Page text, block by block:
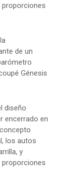
proporciones
de un
Génesis
diseño
encerrado en
los autos
y
proporciones